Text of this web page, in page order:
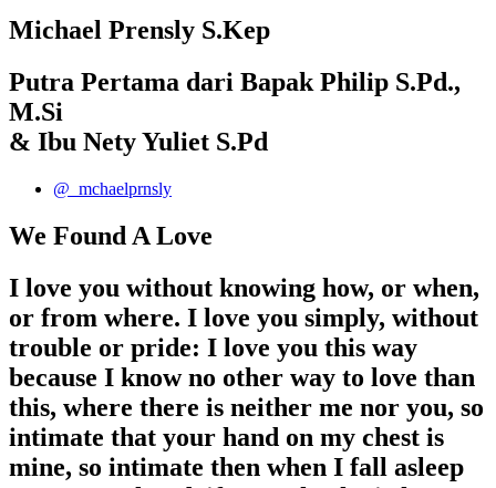
Michael Prensly S.Kep
Putra Pertama dari Bapak Philip S.Pd.,
M.Si
& Ibu Nety Yuliet S.Pd
@_mchaelprnsly
We Found A Love
I love you without knowing how, or when,
or from where. I love you simply, without
trouble or pride: I love you this way
because I know no other way to love than
this, where there is neither me nor you, so
intimate that your hand on my chest is
mine, so intimate then when I fall asleep